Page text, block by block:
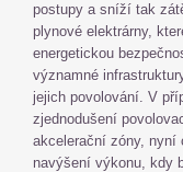
postupy a sníží tak
plynové elektrárny,
energetickou
významné
jejich povolování. V
zjednodušení
akcelerační zóny, nyní
navýšení výkonu, kdy